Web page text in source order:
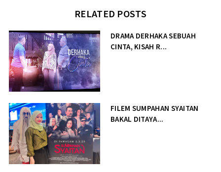
RELATED POSTS
DRAMA DERHAKA SEBUAH
CINTA, KISAH R...
FILEM SUMPAHAN SYAITAN
BAKAL DITAYA...